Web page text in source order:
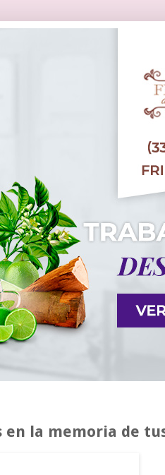
en la memoria de